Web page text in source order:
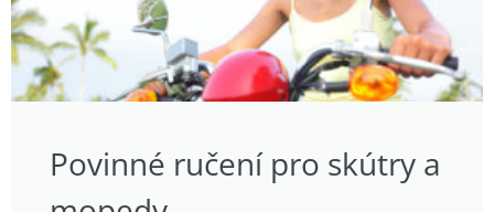
Povinné ručení pro skútry a